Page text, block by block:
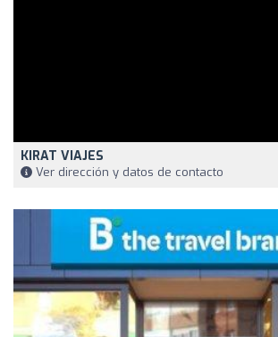
KIRAT VIAJES
Ver dirección y datos de contacto